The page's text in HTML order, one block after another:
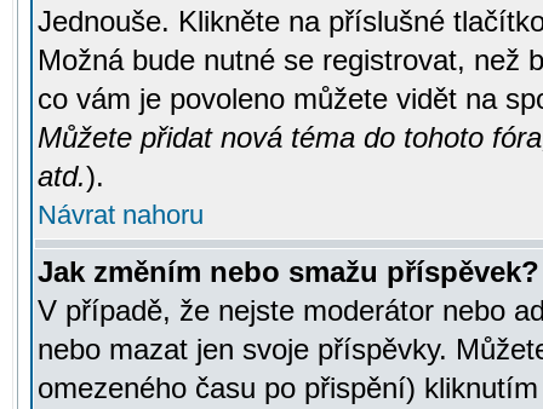
Jednouše. Klikněte na příslušné
Možná bude nutné se registrovat, než
co vám je povoleno můžete vidět na
Můžete přidat nová téma do tohoto
atd.).
Návrat nahoru
Jak změním nebo smažu příspěvek?
V případě, že nejste moderátor nebo
nebo mazat jen svoje příspěvky.
omezeného času po přispění)